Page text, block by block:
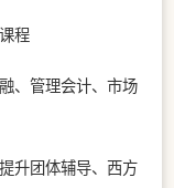
程
、管理会计、市场
升团体辅导、西方